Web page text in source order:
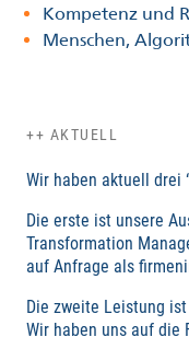
Kompetenz und
Menschen,
++ AKTUELL
Wir haben aktuell drei
Die erste ist unsere
Transformation
auf Anfrage als
Die zweite Leistung
Wir haben uns auf die